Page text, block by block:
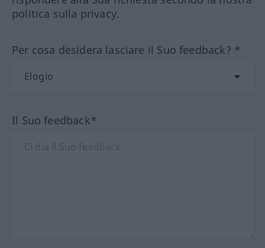
politica sulla privacy.
Per cosa desidera lasciare il Suo feedback? *
Il Suo feedback*